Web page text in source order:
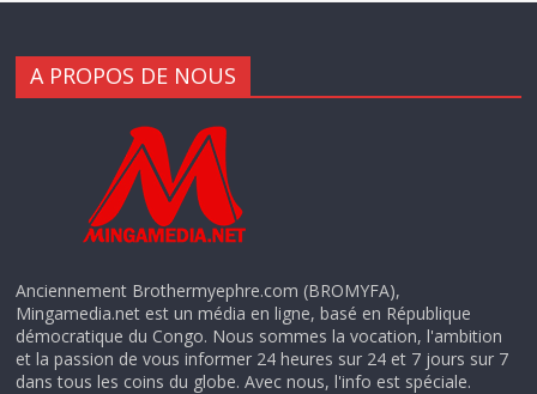
A PROPOS DE NOUS
Anciennement Brothermyephre.com (BROMYFA),
Mingamedia.net est un média en ligne, basé en République
démocratique du Congo. Nous sommes la vocation, l'ambition
et la passion de vous informer 24 heures sur 24 et 7 jours sur 7
dans tous les coins du globe. Avec nous, l'info est spéciale.